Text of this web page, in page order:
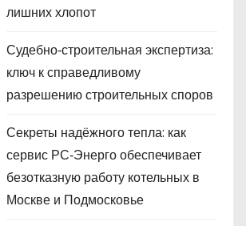
лишних хлопот
Судебно‑строительная экспертиза:
ключ к справедливому
разрешению строительных споров
Секреты надёжного тепла: как
сервис РС‑Энерго обеспечивает
безотказную работу котельных в
Москве и Подмосковье